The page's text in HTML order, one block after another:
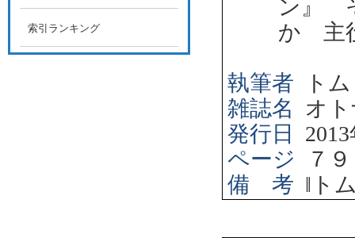
ン』
か 主
執筆者
ト
雑誌名
オ
発行日
2013
ページ
７９
備 考 ‖ ト
索引ランキング